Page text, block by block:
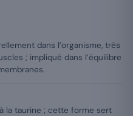
dans l’organisme, très
; impliqué dans l’équilibre
la taurine ; cette forme sert